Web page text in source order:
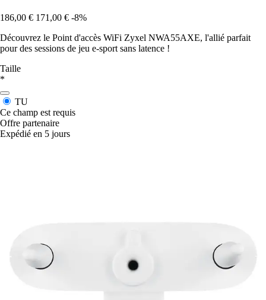
186,00 € 171,00 € -8%
Découvrez le Point d'accès WiFi Zyxel NWA55AXE, l'allié parfait
pour des sessions de jeu e-sport sans latence !
Taille
*
TU
Ce champ est requis
Offre partenaire
Expédié en 5 jours